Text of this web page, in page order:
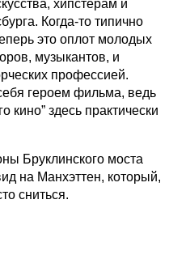
хипстерам и
Когда-то типично
это оплот молодых
музыкантов, и
профессией.
героем фильма, ведь
кино” здесь практически
Бруклинского моста
на Манхэттен, который,
сниться.